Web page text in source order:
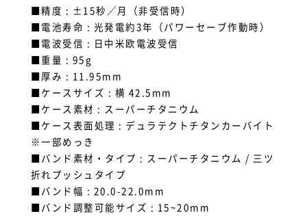
■精度 : ±15秒／月（非受信時）
■電池寿命 : 光発電約3年（パワーセーブ作動時）
■電波受信 : 日中米欧電波受信
■重量 : 95g
■厚み : 11.95mm
■ケースサイズ : 横 42.5mm
■ケース素材 : スーパーチタニウム
■ケース表面処理 : デュラテクトチタンカーバイト
※一部めっき
■バンド素材・タイプ : スーパーチタニウム / 三ツ
折れプッシュタイプ
■バンド幅 : 20.0-22.0mm
■バンド調整可能サイズ : 15~20mm